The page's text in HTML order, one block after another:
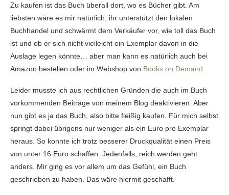
Zu kaufen ist das Buch überall dort, wo es Bücher gibt. Am
liebsten wäre es mir natürlich, ihr unterstützt den lokalen
Buchhandel und schwärmt dem Verkäufer vor, wie toll das Buch
ist und ob er sich nicht vielleicht ein Exemplar davon in die
Auslage legen könnte… aber man kann es natürlich auch bei
Amazon bestellen oder im Webshop von Books on Demand
Leider musste ich aus rechtlichen Gründen die auch im Buch
vorkommenden Beiträge von meinem Blog deaktivieren. Aber
nun gibt es ja das Buch, also bitte fleißig kaufen. Für mich selbst
springt dabei übrigens nur weniger als ein Euro pro Exemplar
heraus. So konnte ich trotz besserer Druckqualität einen Preis
von unter 16 Euro schaffen. Jedenfalls, reich werden geht
anders. Mir ging es vor allem um das Gefühl, ein Buch
geschrieben zu haben. Das wäre hiermit geschafft.